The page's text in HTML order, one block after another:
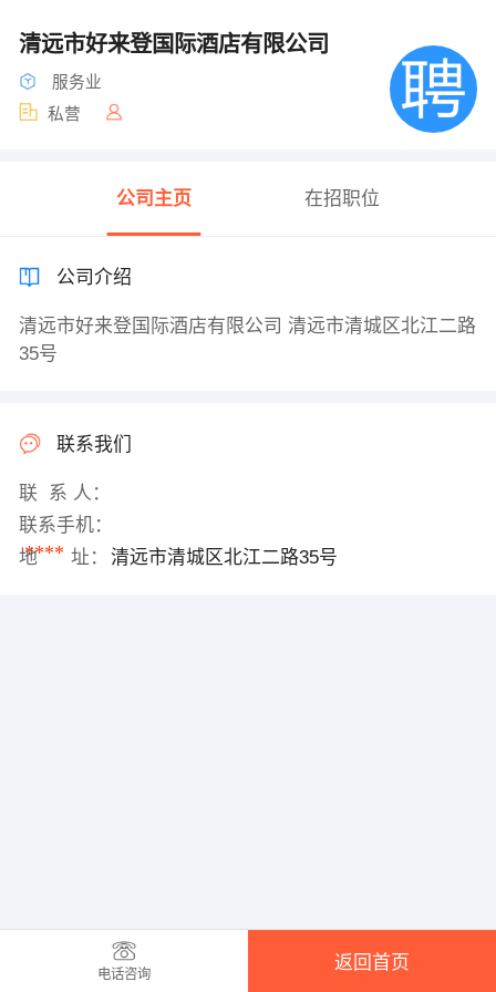
清远市好来登国际酒店有限公司
服务业
私营
公司主页 在招职位
公司介绍
清远市好来登国际酒店有限公司 清远市清城区北江二路
35号
联系我们
联 系 人：
联系手机：
****
地 址： 清远市清城区北江二路35号
电话咨询
返回首页